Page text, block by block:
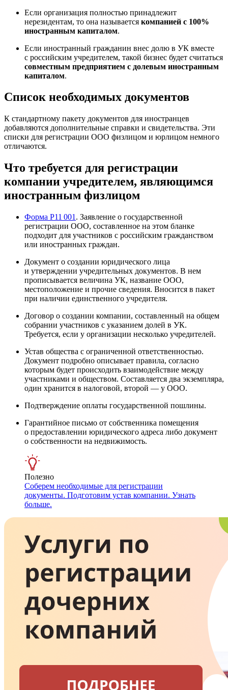
Если организация полностью принадлежит
нерезидентам, то она называется компанией с 100%
иностранным капиталом.
Если иностранный гражданин внес долю в УК вместе
с российским учредителем, такой бизнес будет считаться
совместным предприятием с долевым иностранным
капиталом.
Список необходимых документов
К стандартному пакету документов для иностранцев
добавляются дополнительные справки и свидетельства. Эти
списки для регистрации ООО физлицом и юрлицом немного
отличаются.
Что требуется для регистрации
компании учредителем, являющимся
иностранным физлицом
Форма Р11 001 . Заявление о государственной
регистрации ООО, составленное на этом бланке
подходит для участников с российским гражданством
или иностранных граждан.
Документ о создании юридического лица
и утверждении учредительных документов. В нем
прописывается величина УК, название ООО,
местоположение и прочие сведения. Вносится в пакет
при наличии единственного учредителя.
Договор о создании компании, составленный на общем
собрании участников с указанием долей в УК.
Требуется, если у организации несколько учредителей.
Устав общества с ограниченной ответственностью.
Документ подробно описывает правила, согласно
которым будет происходить взаимодействие между
участниками и обществом. Составляется два экземпляра,
один хранится в налоговой, второй — у ООО.
Подтверждение оплаты государственной пошлины.
Гарантийное письмо от собственника помещения
о предоставлении юридического адреса либо документ
о собственности на недвижимость.
Полезно
Соберем необходимые для регистрации
документы. Подготовим устав компании. Узнать
больше.